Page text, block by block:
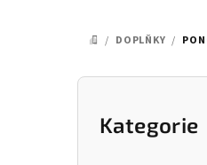
DOMŮ
/ DOPLŇKY /
P
Přeskočit
kategorie
Kategorie